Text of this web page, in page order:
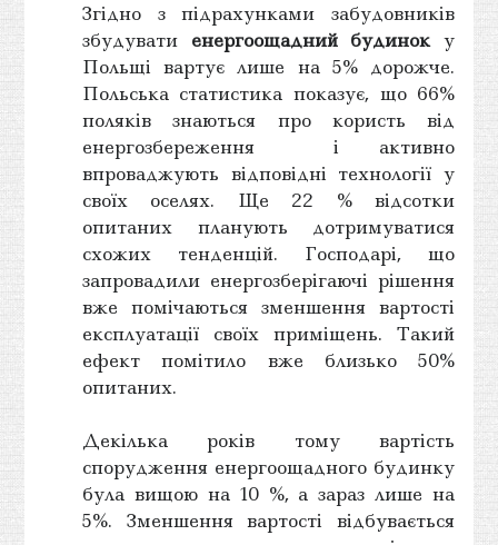
Згідно з підрахунками забудовників
збудувати енергоощадний будиноку
Польщі вартує лише на 5% дорожче.
Польська статистика показує, що 66%
поляків знаються про користь від
енергозбереження і активно
впроваджують відповідні технології у
своїх оселях. Ще 22 % відсотки
опитаних планують дотримуватися
схожих тенденцій. Господарі, що
запровадили енергозберігаючі рішення
вже помічаються зменшення вартості
експлуатації своїх приміщень. Такий
ефект помітило вже близько 50%
опитаних.
Декілька років тому вартість
спорудження енергоощадного будинку
була вищою на 10 %, а зараз лише на
5%. Зменшення вартості відбувається